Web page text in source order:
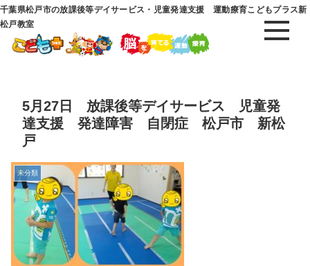
千葉県松戸市の放課後等デイサービス・児童発達支援 運動療育こどもプラス新
松戸教室
5月27日 放課後等デイサービス 児童発
達支援 発達障害 自閉症 松戸市 新松
戸
未分類